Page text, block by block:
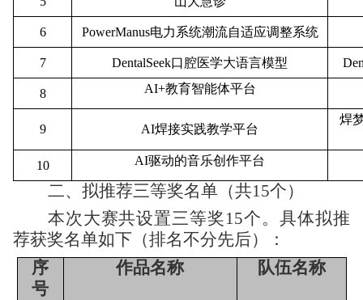
6 PowerManus电力系统潮流自适应调整系统
7 DentalSeek口腔医学大语言模型
8 AI+教育智能体平台
9 AI焊接实践教学平台
焊
10 AI驱动的音乐创作平台
二、 拟推荐三等奖名单（共15个）
本次大赛共设置三等奖15个。具体拟推
荐获奖名单如下 （排名不分先后）
：
序
号
作品名称 队伍名称